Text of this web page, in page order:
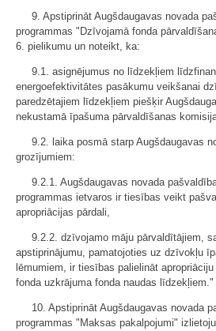
9. Apstiprināt Augšdaugavas novada
programmas "Dzīvojamā fonda
6. pielikumu un noteikt, ka:
9.1. asignējumus no līdzekļiem
energoefektivitātes pasākumu veikšanai
paredzētajiem līdzekļiem piešķir
nekustamā īpašuma pārvaldīšanas
9.2. laika posmā starp Augšdaugavas
grozījumiem:
9.2.1. Augšdaugavas novada
programmas ietvaros ir tiesības veikt
apropriācijas pārdali,
9.2.2. dzīvojamo māju pārvaldītājiem,
apstiprinājumu, pamatojoties uz dzīvokļu
lēmumiem, ir tiesības palielināt
fonda uzkrājuma fonda naudas līdzekļiem."
10. Apstiprināt Augšdaugavas novada
programmas "Maksas pakalpojumi"